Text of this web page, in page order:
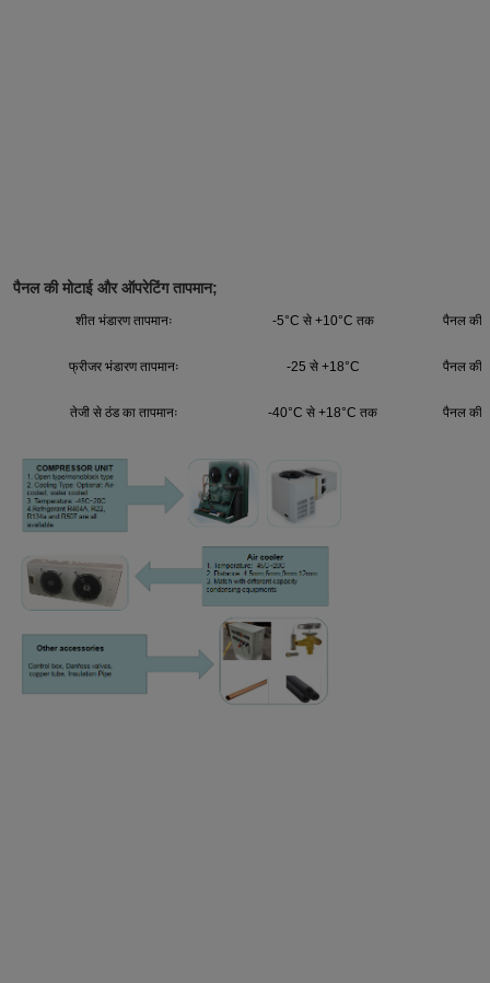
पैनल की मोटाई और ऑपरेटिंग तापमान;
शीत भंडारण तापमानः -5°C से +10°C तक पैनल की
फ्रीजर भंडारण तापमानः -25 से +18°C पैनल की
तेजी से ठंड का तापमानः -40°C से +18°C तक पैनल की